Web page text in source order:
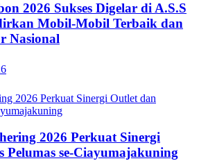
2026 Sukses Digelar di A.S.S
Mobil-Mobil Terbaik dan
Nasional
2026 Perkuat Sinergi
Pelumas se-Ciayumajakuning